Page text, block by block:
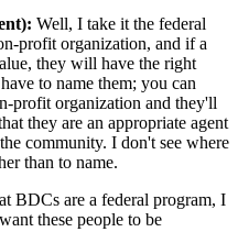
Well, I take it the federal
profit organization, and if a
they will have the right
to name them; you can
profit organization and they'll
they are an appropriate agent
community. I don't see where
than to name.
BDCs are a federal program, I
these people to be